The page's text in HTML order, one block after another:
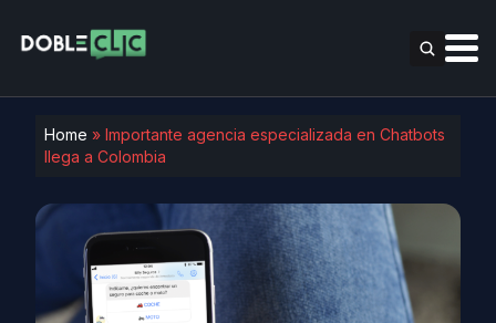
Home » Importante agencia especializada en Chatbots
llega a Colombia